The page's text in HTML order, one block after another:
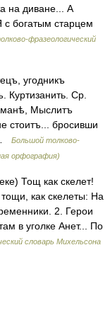
на диване... А
с богатым старцем
фразеологический
угодникъ
Куртизанить. Ср.
Мыслитъ
стоитъ... бросивши
Большой толково-
орфография)
Тощ как скелет!
как скелеты: На
2. Герои
в уголке Анет... По
словарь Михельсона